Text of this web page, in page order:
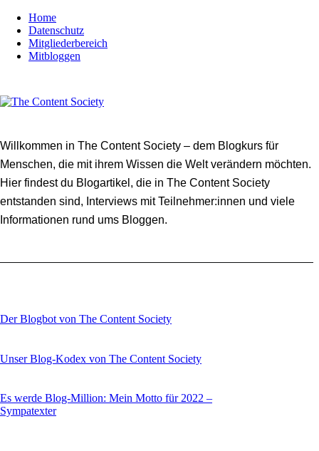
Home
Datenschutz
Mitgliederbereich
Mitbloggen
Willkommen in The Content Society – dem Blogkurs für
Menschen, die mit ihrem Wissen die Welt verändern möchten.
Hier findest du Blogartikel, die in The Content Society
entstanden sind, Interviews mit Teilnehmer:innen und viele
Informationen rund ums Bloggen.
Der Blogbot von The Content Society
Unser Blog-Kodex von The Content Society
Es werde Blog-Million: Mein Motto für 2022 –
Sympatexter